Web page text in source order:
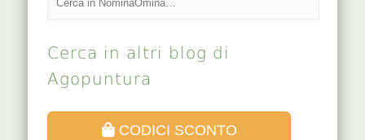
Cerca in altri blog di
Agopuntura
CODICI SCONTO